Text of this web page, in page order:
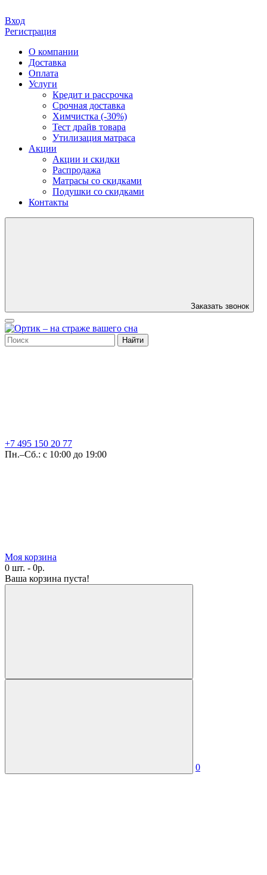
Вход
Регистрация
О компании
Доставка
Оплата
Услуги
Кредит и рассрочка
Срочная доставка
Химчистка (-30%)
Тест драйв товара
Утилизация матраса
Акции
Акции и скидки
Распродажа
Матрасы со скидками
Подушки со скидками
Контакты
Заказать звонок
Найти
+7 495 150 20 77
Пн.–Сб.: с 10:00 до 19:00
Моя корзина
0 шт. - 0р.
Ваша корзина пуста!
0